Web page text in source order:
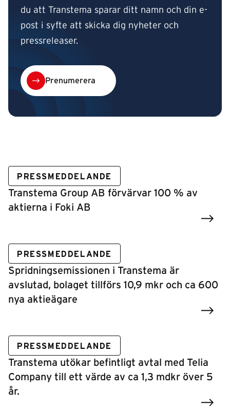
du att Transtema sparar ditt namn och din e-
post i syfte att skicka dig nyheter och
pressreleaser.
Prenumerera
PRESSMEDDELANDE
Transtema Group AB förvärvar 100 % av
aktierna i Foki AB
PRESSMEDDELANDE
Spridningsemissionen i Transtema är
avslutad, bolaget tillförs 10,9 mkr och ca 600
nya aktieägare
PRESSMEDDELANDE
Transtema utökar befintligt avtal med Telia
Company till ett värde av ca 1,3 mdkr över 5
år.